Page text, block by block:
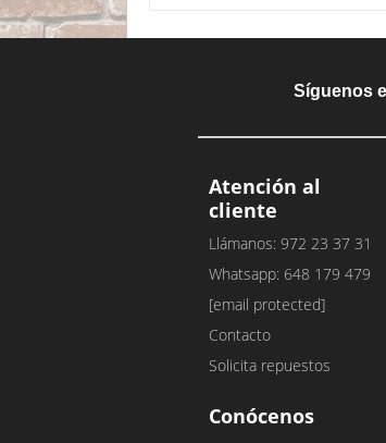
Síguenos
Atención al
cliente
Llámanos: 972 23 37 31
Whatsapp: 648 179 479
[email protected]
Contacto
Solicita repuestos
Conócenos